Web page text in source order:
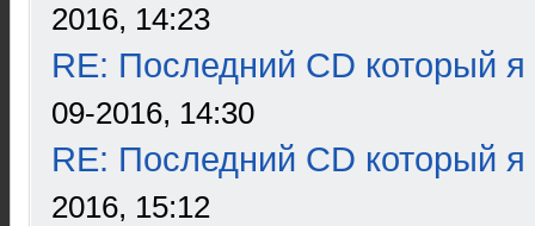
2016, 14:23
RE: Последний CD который я
09-2016, 14:30
RE: Последний CD который я
2016, 15:12